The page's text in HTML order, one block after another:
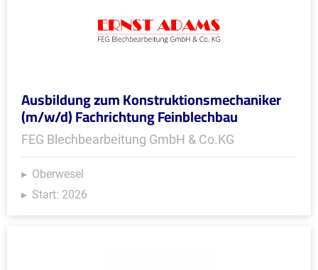
Ausbildung zum Konstruktionsmechaniker
(m/w/d) Fachrichtung Feinblechbau
FEG Blechbearbeitung GmbH & Co.KG
Oberwesel
Start: 2026